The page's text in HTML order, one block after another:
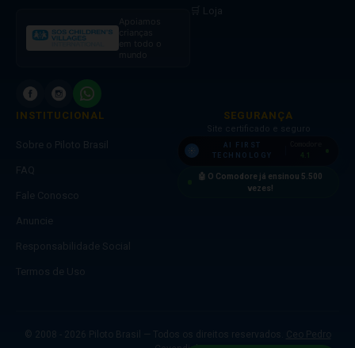
Apoiamos
🛒 Loja
INSTITUCIONAL
Sobre o Piloto Brasil
SEGURANÇA
Site certificado e seguro
AI FIRST
TECHNOLOGY
🤖 O Comodore já ensinou 5.500
vezes!